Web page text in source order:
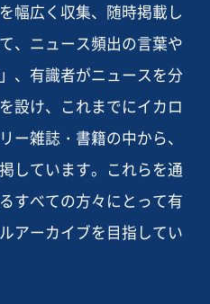
幅広く収集、随時掲載し
、ニュース頻出の言葉や
、有識者がニュースを分
設け、これまでにイカロ
ー雑誌・書籍の中から、
しています。これらを通
すべての方々にとって有
アーカイブを目指してい